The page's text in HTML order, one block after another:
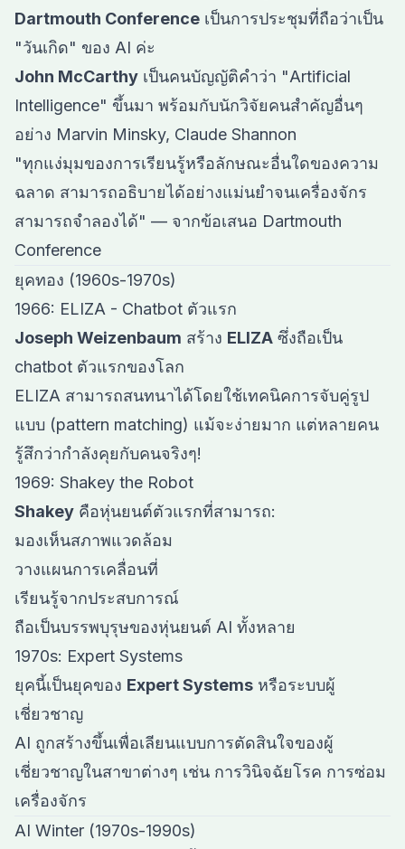
Dartmouth Conference เป็นการประชุมที่ถือว่าเป็น
"วันเกิด" ของ AI ค่ะ
John McCarthy เป็นคนบัญญัติคำว่า "Artificial
Intelligence" ขึ้นมา พร้อมกับนักวิจัยคนสำคัญอื่นๆ
อย่าง Marvin Minsky, Claude Shannon
"ทุกแง่มุมของการเรียนรู้หรือลักษณะอื่นใดของความ
ฉลาด สามารถอธิบายได้อย่างแม่นยำจนเครื่องจักร
สามารถจำลองได้" — จากข้อเสนอ Dartmouth
Conference
ยุคทอง (1960s-1970s)
1966: ELIZA - Chatbot ตัวแรก
Joseph Weizenbaum สร้าง ELIZA ซึ่งถือเป็น
chatbot ตัวแรกของโลก
ELIZA สามารถสนทนาได้โดยใช้เทคนิคการจับคู่รูป
แบบ (pattern matching) แม้จะง่ายมาก แต่หลายคน
รู้สึกว่ากำลังคุยกับคนจริงๆ!
1969: Shakey the Robot
Shakey คือหุ่นยนต์ตัวแรกที่สามารถ:
มองเห็นสภาพแวดล้อม
วางแผนการเคลื่อนที่
เรียนรู้จากประสบการณ์
ถือเป็นบรรพบุรุษของหุ่นยนต์ AI ทั้งหลาย
1970s: Expert Systems
ยุคนี้เป็นยุคของ Expert Systems หรือระบบผู้
เชี่ยวชาญ
AI ถูกสร้างขึ้นเพื่อเลียนแบบการตัดสินใจของผู้
เชี่ยวชาญในสาขาต่างๆ เช่น การวินิจฉัยโรค การซ่อม
เครื่องจักร
AI Winter (1970s-1990s)